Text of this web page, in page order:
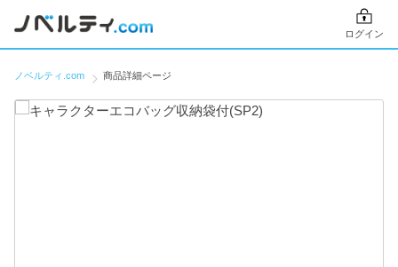
ログイン
ノベルティ.com 商品詳細ページ